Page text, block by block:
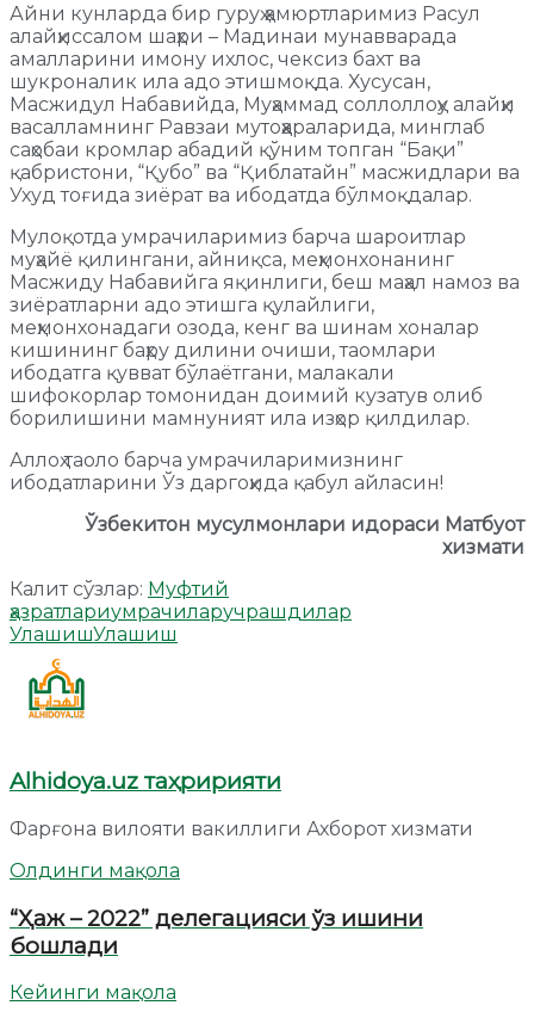
Айни кунларда бир гуруҳ ҳамюртларимиз Расул
алайҳиссалом шаҳри – Мадинаи мунавварада
амалларини имону ихлос, чексиз бахт ва
шукроналик ила адо этишмоқда. Хусусан,
Масжидул Набавийда, Муҳаммад соллоллоҳу алайҳи
васалламнинг Равзаи мутоҳҳараларида, минглаб
саҳобаи кромлар абадий қўним топган “Бақи”
қабристони, “Қубо” ва “Қиблатайн” масжидлари ва
Ухуд тоғида зиёрат ва ибодатда бўлмоқдалар.
Мулоқотда умрачиларимиз барча шароитлар
муҳайё қилингани, айниқса, меҳмонхонанинг
Масжиду Набавийга яқинлиги, беш маҳал намоз ва
зиёратларни адо этишга қулайлиги,
меҳмонхонадаги озода, кенг ва шинам хоналар
кишининг баҳру дилини очиши, таомлари
ибодатга қувват бўлаётгани, малакали
шифокорлар томонидан доимий кузатув олиб
борилишини мамнуният ила изҳор қилдилар.
Аллоҳ таоло барча умрачиларимизнинг
ибодатларини Ўз даргоҳида қабул айласин!
Ўзбекитон мусулмонлари идораси Матбуот
хизмати
Калит сўзлар: Муфтий
ҳазратлариумрачиларучрашдилар
УлашишУлашиш
Alhidoya.uz таҳририяти
Фарғона вилояти вакиллиги Ахборот хизмати
Олдинги мақола
“Ҳаж – 2022” делегацияси ўз ишини
бошлади
Кейинги мақола